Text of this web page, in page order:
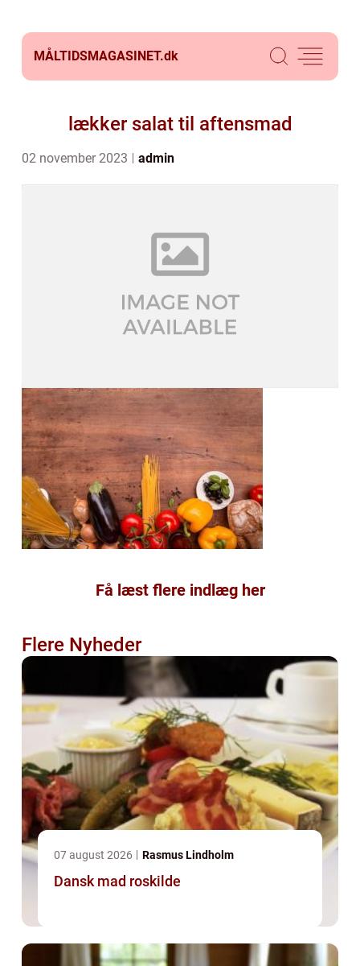
MÅLTIDSMAGASINET.dk
lækker salat til aftensmad
02 november 2023 admin
Få læst flere indlæg her
Flere Nyheder
07 august 2026 Rasmus Lindholm
Dansk mad roskilde